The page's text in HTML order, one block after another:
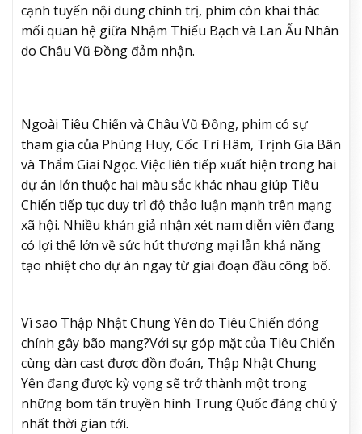
cạnh tuyến nội dung chính trị, phim còn khai thác
mối quan hệ giữa Nhậm Thiếu Bạch và Lan Ấu Nhân
do Châu Vũ Đồng đảm nhận.
Ngoài Tiêu Chiến và Châu Vũ Đồng, phim có sự
tham gia của Phùng Huy, Cốc Trí Hâm, Trịnh Gia Bân
và Thẩm Giai Ngọc. Việc liên tiếp xuất hiện trong hai
dự án lớn thuộc hai màu sắc khác nhau giúp Tiêu
Chiến tiếp tục duy trì độ thảo luận mạnh trên mạng
xã hội. Nhiều khán giả nhận xét nam diễn viên đang
có lợi thế lớn về sức hút thương mại lẫn khả năng
tạo nhiệt cho dự án ngay từ giai đoạn đầu công bố.
Vì sao Thập Nhật Chung Yên do Tiêu Chiến đóng
chính gây bão mạng?Với sự góp mặt của Tiêu Chiến
cùng dàn cast được đồn đoán, Thập Nhật Chung
Yên đang được kỳ vọng sẽ trở thành một trong
những bom tấn truyền hình Trung Quốc đáng chú ý
nhất thời gian tới.